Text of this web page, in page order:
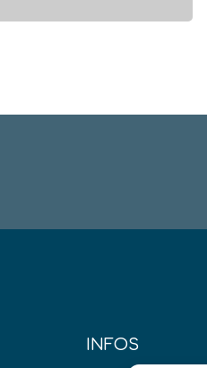
INFOS